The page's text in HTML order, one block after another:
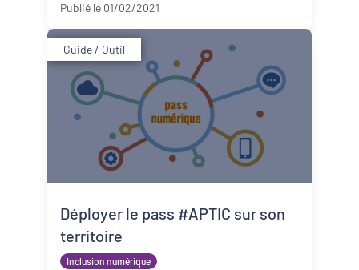
Publié le 01/02/2021
Guide / Outil
Inclusion numérique
Déployer le pass #APTIC sur son
territoire